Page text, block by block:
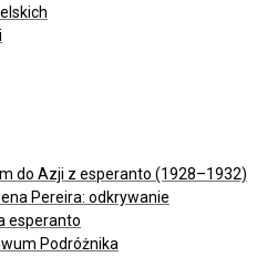
do Azji z esperanto (1928–1932)
Pereira: odkrywanie
esperanto
Podróżnika